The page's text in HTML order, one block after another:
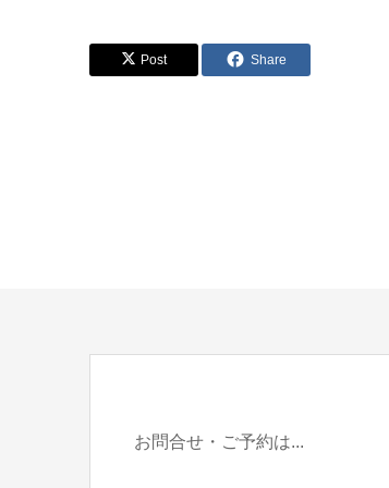
Post Share
お問合せ・ご予約は...